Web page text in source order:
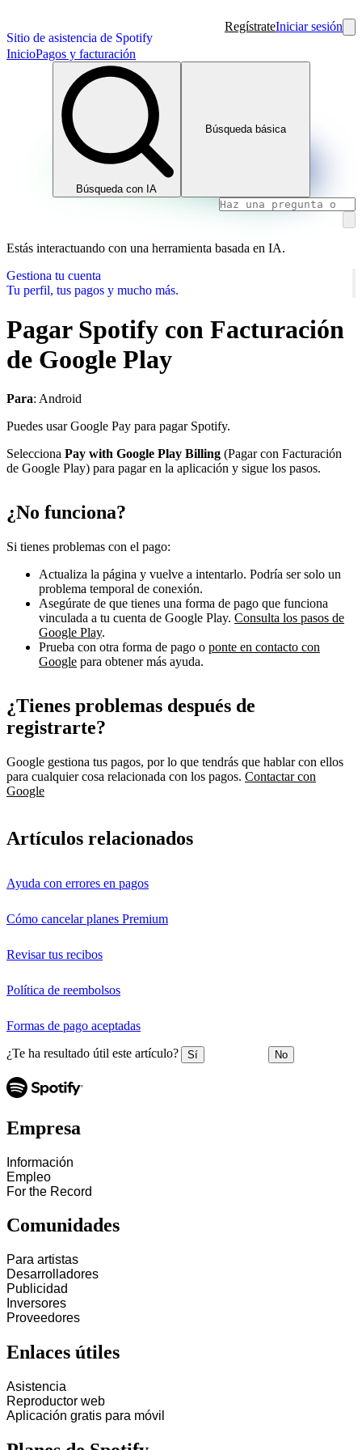
Sitio de asistencia de Spotify
RegístrateIniciar sesión
InicioPagos y facturación
Búsqueda con IA
Búsqueda básica
Estás interactuando con una herramienta basada en IA.
Gestiona tu cuenta
Tu perfil, tus pagos y mucho más.
Pagar Spotify con Facturación
de Google Play
Para: Android
Puedes usar Google Pay para pagar Spotify.
Selecciona Pay with Google Play Billing (Pagar con Facturación
de Google Play) para pagar en la aplicación y sigue los pasos.
¿No funciona?
Si tienes problemas con el pago:
Actualiza la página y vuelve a intentarlo. Podría ser solo un
problema temporal de conexión.
Asegúrate de que tienes una forma de pago que funciona
vinculada a tu cuenta de Google Play. Consulta los pasos de
Google Play.
Prueba con otra forma de pago o ponte en contacto con
Google para obtener más ayuda.
¿Tienes problemas después de
registrarte?
Google gestiona tus pagos, por lo que tendrás que hablar con ellos
para cualquier cosa relacionada con los pagos. Contactar con
Google
Artículos relacionados
Ayuda con errores en pagos
Cómo cancelar planes Premium
Revisar tus recibos
Política de reembolsos
Formas de pago aceptadas
¿Te ha resultado útil este artículo? Sí No
Empresa
Información
Empleo
For the Record
Comunidades
Para artistas
Desarrolladores
Publicidad
Inversores
Proveedores
Enlaces útiles
Asistencia
Reproductor web
Aplicación gratis para móvil